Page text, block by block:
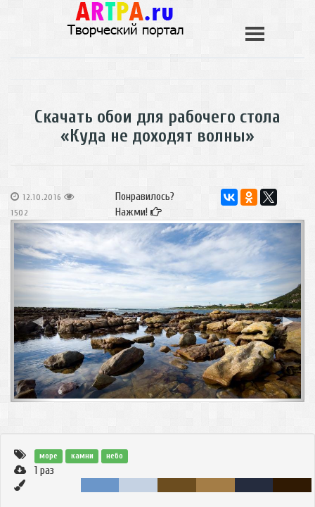
Скачать обои для рабочего стола
«Куда не доходят волны»
12.10.2016
1502
Понравилось?
Нажми!
◀ ▶
море камни небо
1 раз